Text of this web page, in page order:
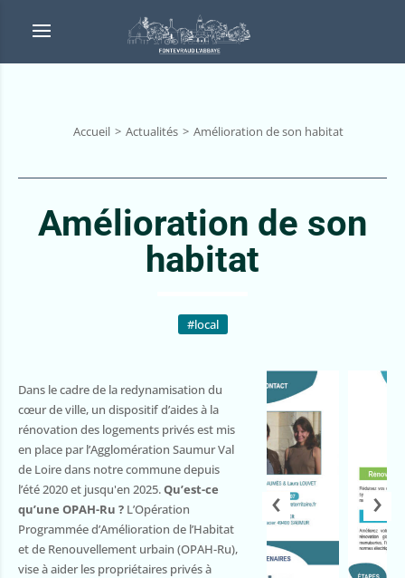
Accueil Actualités Amélioration de son habitat
Amélioration de son
habitat
#local
Dans le cadre de la redynamisation du
cœur de ville, un dispositif d’aides à la
rénovation des logements privés est mis
en place par l’Agglomération Saumur Val
de Loire dans notre commune depuis
l’été 2020 et jusqu'en 2025.Qu’est-ce
qu’une OPAH-Ru ? L’Opération
Programmée d’Amélioration de l’Habitat
et de Renouvellement urbain (OPAH-Ru),
vise à aider les propriétaires privés à
‹ ›